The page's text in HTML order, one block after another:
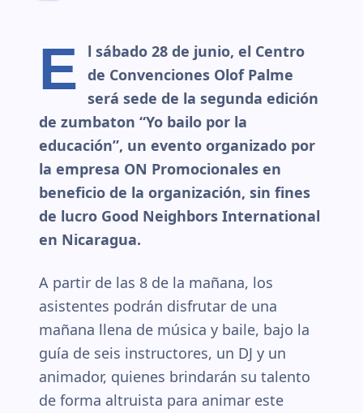
E
l sábado 28 de junio, el Centro
de Convenciones Olof Palme
será sede de la segunda edición
de zumbaton “Yo bailo por la
educación”, un evento organizado por
la empresa ON Promocionales en
beneficio de la organización, sin fines
de lucro Good Neighbors International
en Nicaragua.
A partir de las 8 de la mañana, los
asistentes podrán disfrutar de una
mañana llena de música y baile, bajo la
guía de seis instructores, un DJ y un
animador, quienes brindarán su talento
de forma altruista para animar este